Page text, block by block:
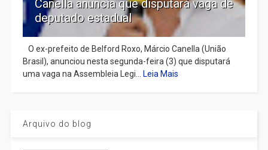
Canella anuncia que disputará vaga de
deputado estadual
​ O ex-prefeito de Belford Roxo, Márcio Canella (União
Brasil), anunciou nesta segunda-feira (3) que disputará
uma vaga na Assembleia Legi... Leia Mais
Arquivo do blog